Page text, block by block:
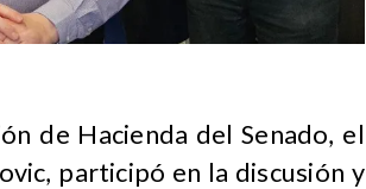
de Hacienda del Senado, el
participó en la discusión y